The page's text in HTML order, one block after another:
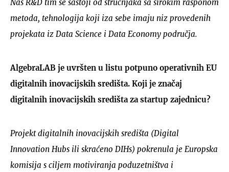
Naš R&D tim se sastoji od stručnjaka sa širokim rasponom
metoda, tehnologija koji iza sebe imaju niz provedenih
projekata iz Data Science i Data Economy područja.
AlgebraLAB je uvršten u listu potpuno operativnih EU
digitalnih inovacijskih središta. Koji je značaj
digitalnih inovacijskih središta za startup zajednicu?
Projekt digitalnih inovacijskih središta (Digital
Innovation Hubs ili skraćeno DIHs) pokrenula je Europska
komisija s ciljem motiviranja poduzetništva i